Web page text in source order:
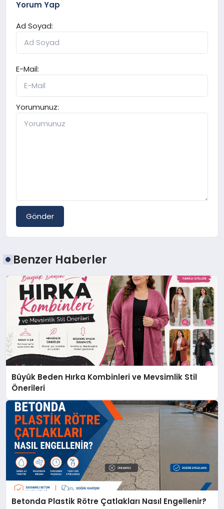
Yorum Yap
Ad Soyad:
E-Mail:
Yorumunuz:
Gönder
Benzer Haberler
Büyük Beden Hırka Kombinleri ve Mevsimlik Stil
Önerileri
Betonda Plastik Rötre Çatlakları Nasıl Engellenir?